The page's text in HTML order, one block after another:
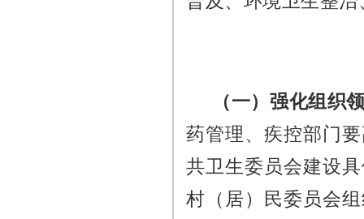
（一）强化组织
药管理、疾控部门
共卫生委员会建设
村（居）民委员会